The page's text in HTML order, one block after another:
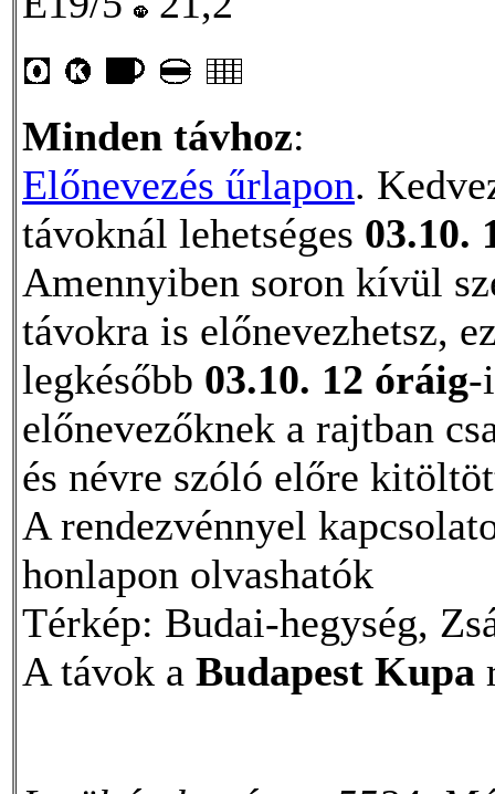
Minden távhoz:
Előnevezés űrlapon.
távoknál lehetséges 03.10.
Amennyiben soron kívül
távokra is előnevezhetsz,
legkésőbb 03.10. 12 óráig-
előnevezőknek a rajtban
és névre szóló előre
A rendezvénnyel
honlapon olvashatók
Térkép: Budai-hegység,
A távok a Budapest Kupa